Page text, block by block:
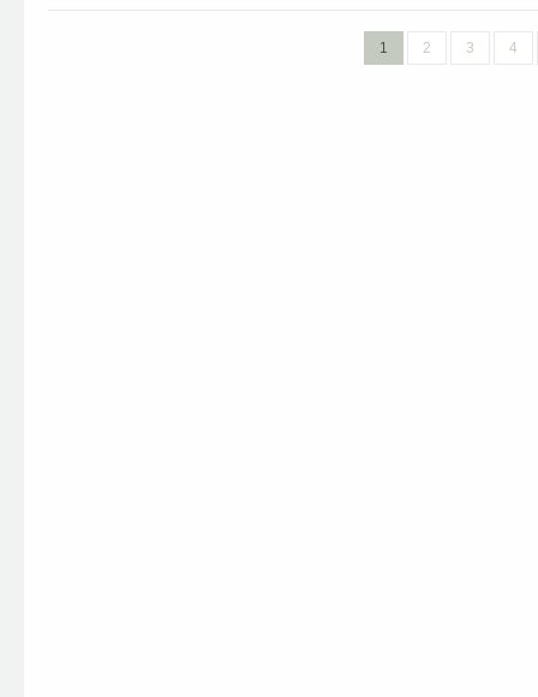
1 2 3 4